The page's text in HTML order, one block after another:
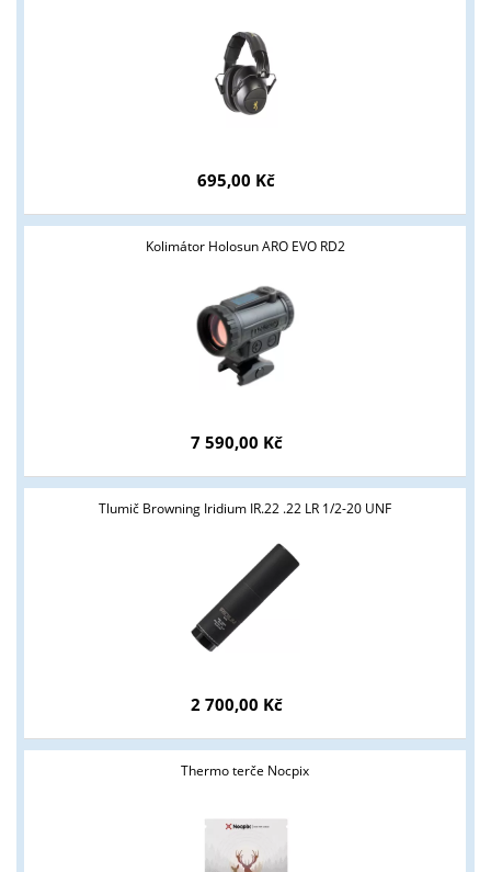
695,00 Kč
Kolimátor Holosun ARO EVO RD2
7 590,00 Kč
Tlumič Browning Iridium IR.22 .22 LR 1/2-20 UNF
2 700,00 Kč
Thermo terče Nocpix